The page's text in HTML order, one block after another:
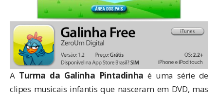
A Turma da Galinha Pintadinha é uma série de
clipes musicais infantis que nasceram em DVD, mas